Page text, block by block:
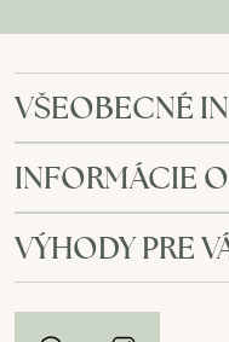
VŠEOBECNÉ
INFORMÁCIE
VÝHODY PRE